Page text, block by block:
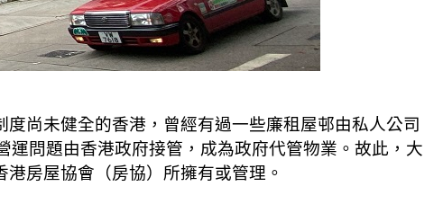
尚未健全的香港，曾經有過一些廉租屋邨由私人公司
問題由香港政府接管，成為政府代管物業。故此，大
房屋協會（房協）所擁有或管理。